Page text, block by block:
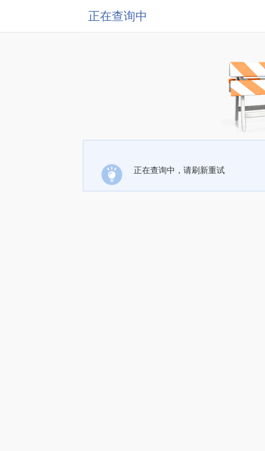
正在查询中
正在查询中，请刷新重试